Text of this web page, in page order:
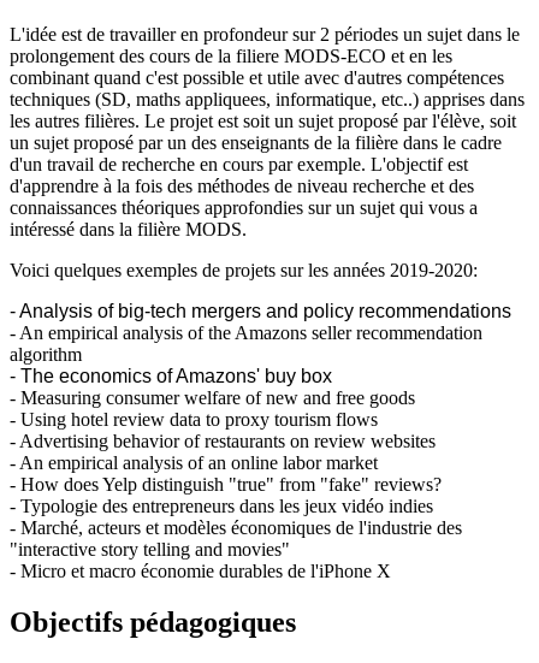
L'idée est de travailler en profondeur sur 2 périodes un sujet dans le
prolongement des cours de la filiere MODS-ECO et en les
combinant quand c'est possible et utile avec d'autres compétences
techniques (SD, maths appliquees, informatique, etc..) apprises dans
les autres filières. Le projet est soit un sujet proposé par l'élève, soit
un sujet proposé par un des enseignants de la filière dans le cadre
d'un travail de recherche en cours par exemple. L'objectif est
d'apprendre à la fois des méthodes de niveau recherche et des
connaissances théoriques approfondies sur un sujet qui vous a
intéressé dans la filière MODS.
Voici quelques exemples de projets sur les années 2019-2020:
- Analysis of big-tech mergers and policy recommendations
- An empirical analysis of the Amazons seller recommendation
algorithm
- The economics of Amazons' buy box
- Measuring consumer welfare of new and free goods
- Using hotel review data to proxy tourism flows
- Advertising behavior of restaurants on review websites
- An empirical analysis of an online labor market
- How does Yelp distinguish "true" from "fake" reviews?
- Typologie des entrepreneurs dans les jeux vidéo indies
- Marché, acteurs et modèles économiques de l'industrie des
"interactive story telling and movies"
- Micro et macro économie durables de l'iPhone X
Objectifs pédagogiques